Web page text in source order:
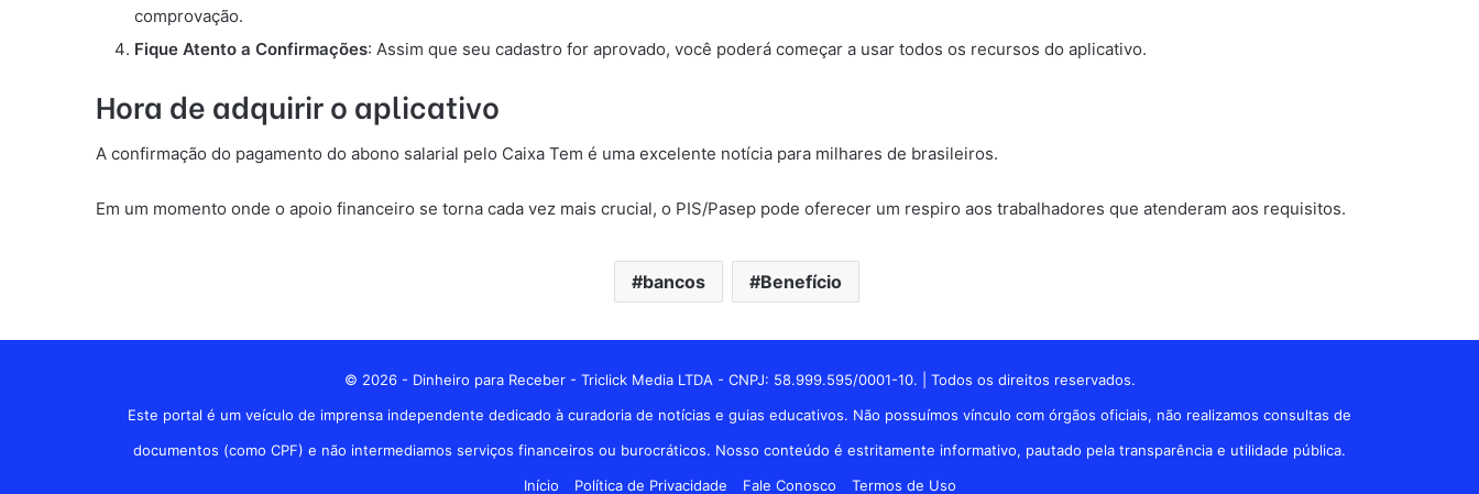
comprovação.
Fique Atento a Confirmações: Assim que seu cadastro for aprovado, você poderá começar a usar todos os recursos do aplicativo.
Hora de adquirir o aplicativo
A confirmação do pagamento do abono salarial pelo Caixa Tem é uma excelente notícia para milhares de brasileiros.
Em um momento onde o apoio financeiro se torna cada vez mais crucial, o PIS/Pasep pode oferecer um respiro aos trabalhadores que atenderam aos requisitos.
bancos Benefício
© 2026 - Dinheiro para Receber - Triclick Media LTDA - CNPJ: 58.999.595/0001-10. | Todos os direitos reservados.
Este portal é um veículo de imprensa independente dedicado à curadoria de notícias e guias educativos. Não possuímos vínculo com órgãos oficiais, não realizamos consultas de
documentos (como CPF) e não intermediamos serviços financeiros ou burocráticos. Nosso conteúdo é estritamente informativo, pautado pela transparência e utilidade pública.
Início
Política de Privacidade Fale Conosco Termos de Uso